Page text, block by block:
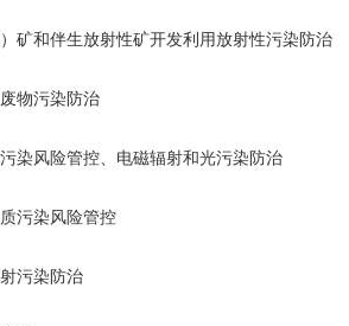
矿和伴生放射性矿开发利用放射性污染防治
物污染防治
染风险管控、电磁辐射和光污染防治
污染风险管控
污染防治